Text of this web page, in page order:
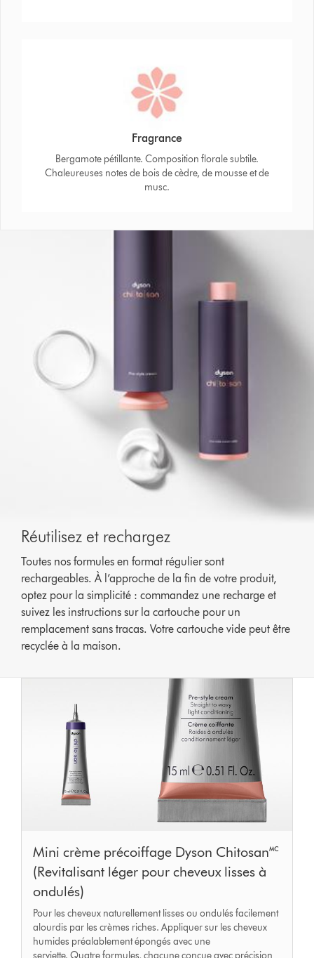
Fragrance
Bergamote pétillante. Composition florale subtile.
Chaleureuses notes de bois de cèdre, de mousse et de
musc.
Réutilisez et rechargez
Toutes nos formules en format régulier sont
rechargeables. À l’approche de la fin de votre produit,
optez pour la simplicité : commandez une recharge et
suivez les instructions sur la cartouche pour un
remplacement sans tracas. Votre cartouche vide peut être
recyclée à la maison.
Mini crème précoiffage Dyson Chitosan🅪
(Revitalisant léger pour cheveux lisses à
ondulés)
Pour les cheveux naturellement lisses ou ondulés facilement
alourdis par les crèmes riches. Appliquer sur les cheveux
humides préalablement épongés avec une
serviette. Quatre formules, chacune conçue avec précision